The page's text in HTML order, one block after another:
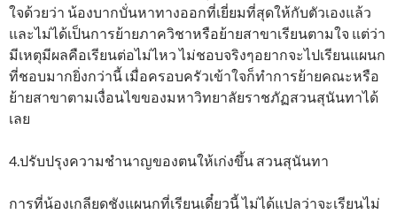
ใจด้วยว่า น้องบากบั่นหาทางออกที่เยี่ยมที่สุดให้กับตัวเองแล้ว
และไม่ได้เป็นการย้ายภาควิชาหรือย้ายสาขาเรียนตามใจ แต่ว่า
มีเหตุมีผลคือเรียนต่อไม่ไหว ไม่ชอบจริงๆอยากจะไปเรียนแผนก
ที่ชอบมากยิ่งกว่านี้ เมื่อครอบครัวเข้าใจก็ทำการย้ายคณะหรือ
ย้ายสาขาตามเงื่อนไขของมหาวิทยาลัยราชภัฏสวนสุนันทาได้
เลย
4.ปรับปรุงความชำนาญของตนให้เก่งขึ้น สวนสุนันทา
การที่น้องเกลียดชังแผนกที่เรียนเดี๋ยวนี้ ไม่ได้แปลว่าจะเรียนไม่